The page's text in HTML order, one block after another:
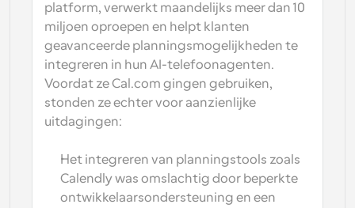
Webhooks
Ontvang een melding wanneer er iets gebeurt
platform, verwerkt maandelijks meer dan 10
miljoen oproepen en helpt klanten
geavanceerde planningsmogelijkheden te
integreren in hun AI-telefoonagenten.
Voordat ze Cal.com gingen gebruiken,
stonden ze echter voor aanzienlijke
uitdagingen:
Het integreren van planningstools zoals
Calendly was omslachtig door beperkte
ontwikkelaarsondersteuning en een